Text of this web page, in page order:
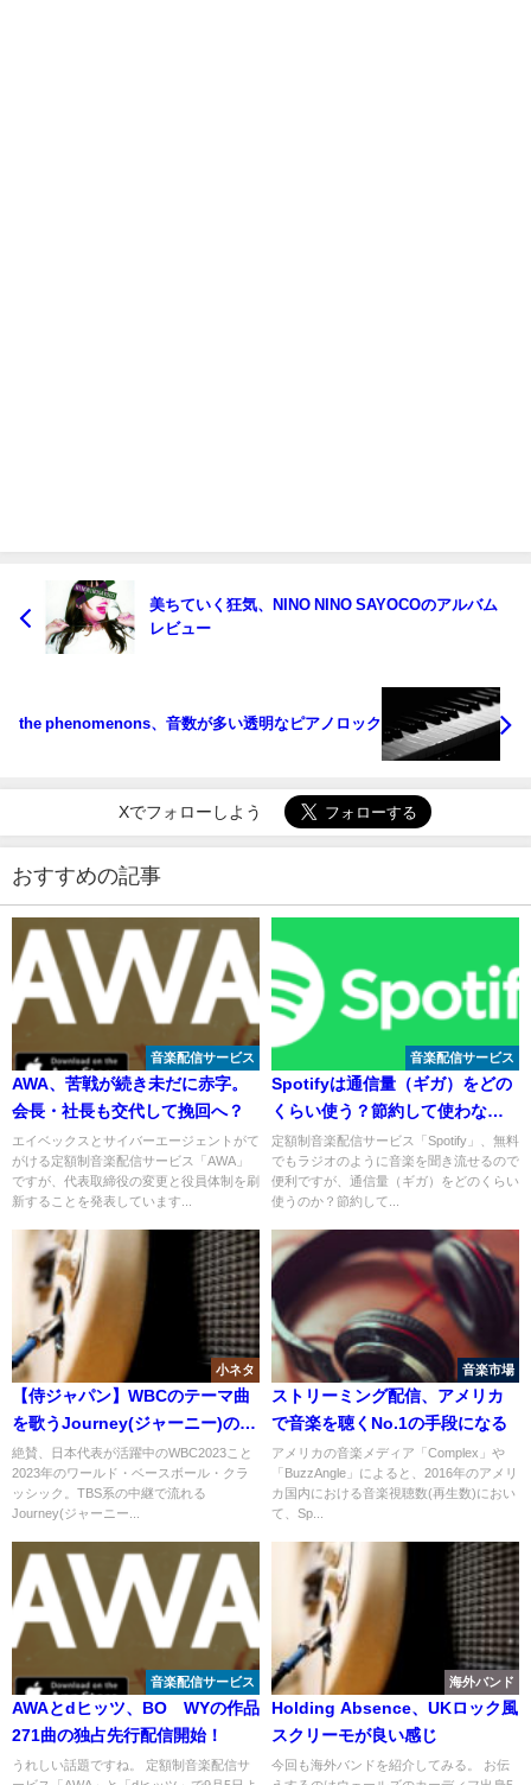
美ちていく狂気、NINO NINO SAYOCOのアルバム
レビュー
the phenomenons、音数が多い透明なピアノロック
Xでフォローしよう
おすすめの記事
音楽配信サービス
AWA、苦戦が続き未だに赤字。
会長・社長も交代して挽回へ？
エイベックスとサイバーエージェントがて
がける定額制音楽配信サービス「AWA」
ですが、代表取締役の変更と役員体制を刷
新することを発表しています...
音楽配信サービス
Spotifyは通信量（ギガ）をどの
くらい使う？節約して使わない
方法も紹介！
定額制音楽配信サービス「Spotify」、無料
でもラジオのように音楽を聞き流せるので
便利ですが、通信量（ギガ）をどのくらい
使うのか？節約して...
小ネタ
【侍ジャパン】WBCのテーマ曲
を歌うJourney(ジャーニー)の名
曲を紹介してみる
絶賛、日本代表が活躍中のWBC2023こと
2023年のワールド・ベースボール・クラ
ッシック。TBS系の中継で流れる
Journey(ジャーニー...
音楽市場
ストリーミング配信、アメリカ
で音楽を聴くNo.1の手段になる
アメリカの音楽メディア「Complex」や
「BuzzAngle」によると、2016年のアメリ
カ国内における音楽視聴数(再生数)におい
て、Sp...
音楽配信サービス
AWAとdヒッツ、BOØWYの作品
271曲の独占先行配信開始！
うれしい話題ですね。 定額制音楽配信サ
海外バンド
Holding Absence、UKロック風
スクリーモが良い感じ
今回も海外バンドを紹介してみる。 お伝